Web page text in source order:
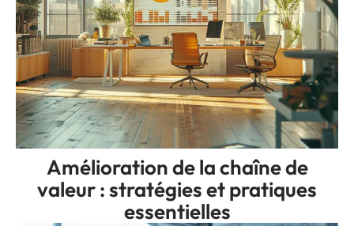
Amélioration de la chaîne de
valeur : stratégies et pratiques
essentielles